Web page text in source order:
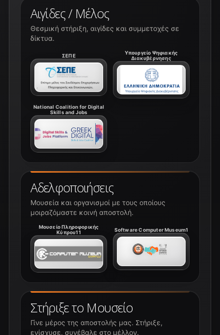
Αδελφοποιήσεις
Μουσεία και οργανισμοί με τους οποίους
μοιραζόμαστε κοινή αποστολή.
Μουσείο Πληροφορικής
Κύπρου11
Software Computer Museum1
Αιγίδες / Μέλος
Θεσμική στήριξη, αιγίδες και συμμετοχές σε
δίκτυα.
ΣΕΠΕ
Υπουργείο Ψηφιακής
Διακυβέρνησης
National Coalition for Digital
Skills and Jobs
Στήριξε το Μουσείο
Γίνε μέρος της αποστολής μας. Στήριξε,
ενίσχυσε, συνέβαλε στο μέλλον.